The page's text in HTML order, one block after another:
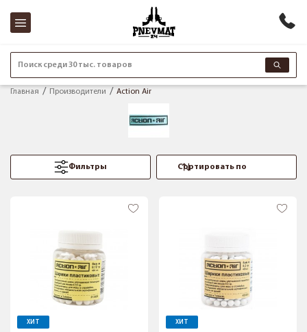
Поиск среди 30 тыс. товаров
Главная Производители Action Air
Фильтры
ХИТ ХИТ